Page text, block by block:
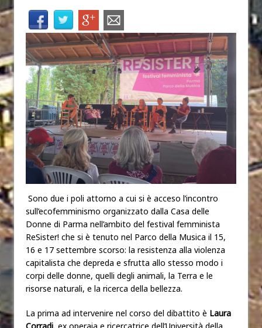
Sono due i poli attorno a cui si è acceso l’incontro
sull’ecofemminismo organizzato dalla Casa delle
Donne di Parma nell’ambito del festival femminista
ReSister! che si è tenuto nel Parco della Musica il 15,
16 e 17 settembre scorso: la resistenza alla violenza
capitalista che depreda e sfrutta allo stesso modo i
corpi delle donne, quelli degli animali, la Terra e le
risorse naturali, e la ricerca della bellezza.
La prima ad intervenire nel corso del dibattito è Laura
Corradi, ex operaia e ricercatrice dell’Università della